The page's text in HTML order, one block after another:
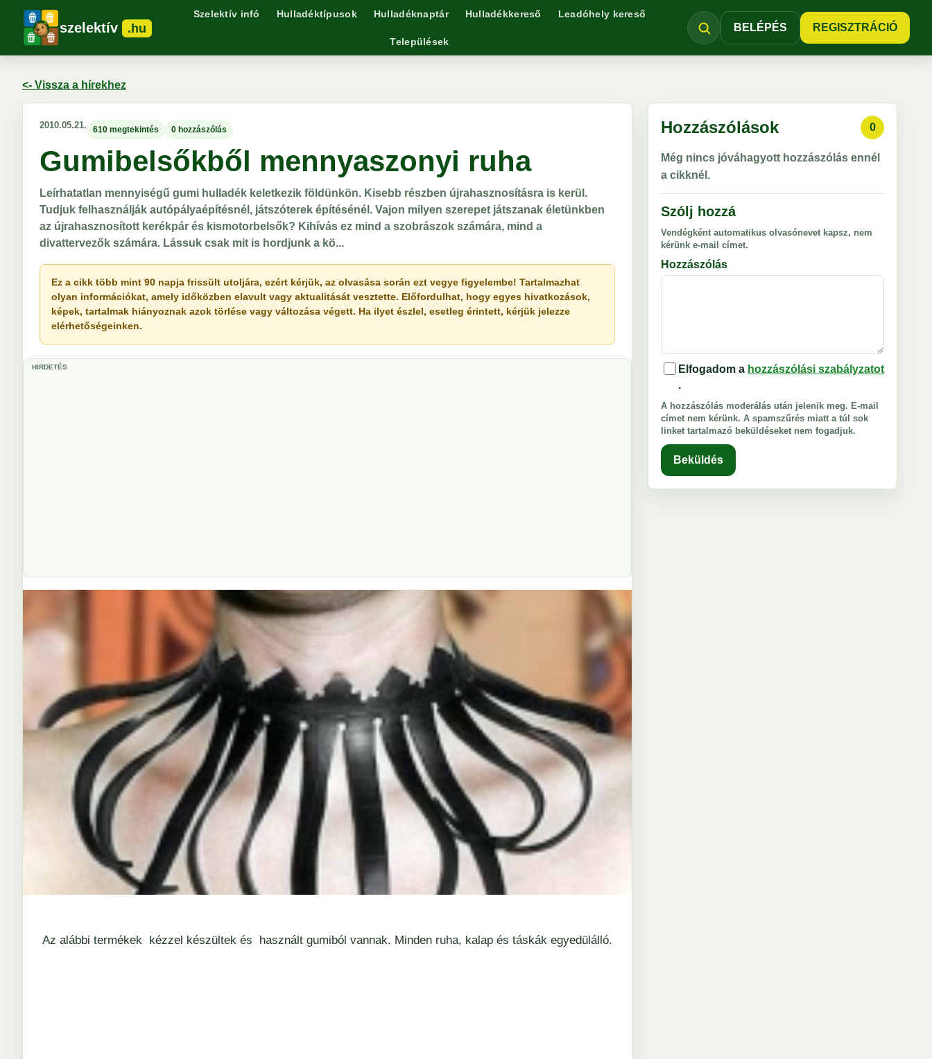
szelektív .hu
Szelektív infó Hulladéktípusok Hulladéknaptár Hulladékkereső Leadóhely kereső
Települések
BELÉPÉS REGISZTRÁCIÓ
<- Vissza a hírekhez
2010.05.21. 610 megtekintés 0 hozzászólás
Gumibelsőkből mennyaszonyi ruha
Leírhatatlan mennyiségű gumi hulladék keletkezik földünkön. Kisebb részben újrahasznosításra is kerül.
Tudjuk felhasználják autópályaépítésnél, játszóterek építésénél. Vajon milyen szerepet játszanak életünkben
az újrahasznosított kerékpár és kismotorbelsők? Kihívás ez mind a szobrászok számára, mind a
divattervezők számára. Lássuk csak mit is hordjunk a kö...
Ez a cikk több mint 90 napja frissült utoljára, ezért kérjük, az olvasása során ezt vegye figyelembe! Tartalmazhat
olyan információkat, amely időközben elavult vagy aktualitását vesztette. Előfordulhat, hogy egyes hivatkozások,
képek, tartalmak hiányoznak azok törlése vagy változása végett. Ha ilyet észlel, esetleg érintett, kérjük jelezze
elérhetőségeinken.
HIRDETÉS
Az alábbi termékek kézzel készültek és használt gumiból vannak. Minden ruha, kalap és táskák egyedülálló.
Hozzászólások 0
Még nincs jóváhagyott hozzászólás ennél
a cikknél.
Szólj hozzá
Vendégként automatikus olvasónevet kapsz, nem
kérünk e-mail címet.
Hozzászólás
Elfogadom a hozzászólási szabályzatot
.
A hozzászólás moderálás után jelenik meg. E-mail
címet nem kérünk. A spamszűrés miatt a túl sok
linket tartalmazó beküldéseket nem fogadjuk.
Beküldés